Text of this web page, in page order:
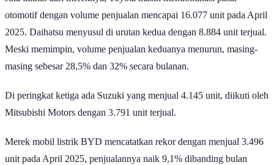
otomotif dengan volume penjualan mencapai 16.077 unit pada April
2025. Daihatsu menyusul di urutan kedua dengan 8.884 unit terjual.
Meski memimpin, volume penjualan keduanya menurun, masing-
masing sebesar 28,5% dan 32% secara bulanan.
Di peringkat ketiga ada Suzuki yang menjual 4.145 unit, diikuti oleh
Mitsubishi Motors dengan 3.791 unit terjual.
Merek mobil listrik BYD mencatatkan rekor dengan menjual 3.496
unit pada April 2025, penjualannya naik 9,1% dibanding bulan